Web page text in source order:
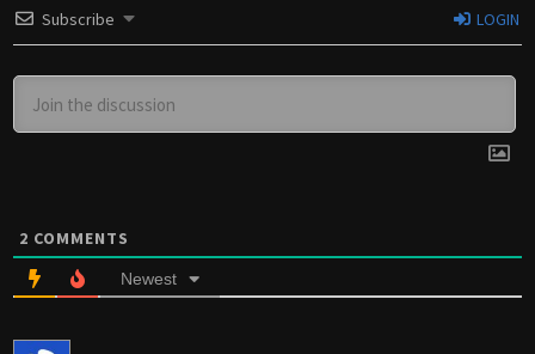
Subscribe LOGIN
2 COMMENTS
Newest